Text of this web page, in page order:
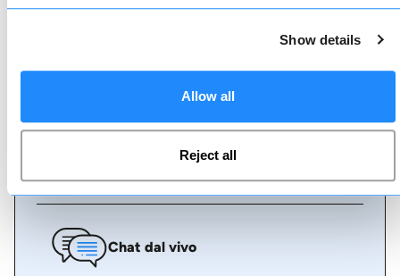
Show details
Allow all
Reject all
assistenza.
Prenota online
Chat dal vivo